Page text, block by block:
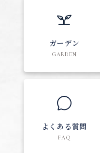
ガーデン
GARDEN
よくある質問
FAQ